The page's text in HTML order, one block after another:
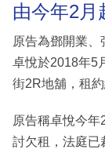
由今年2月
原告為鄧開業
卓悅於2018年5
街2R地舖，租
原告稱卓悅今
討欠租，法庭已